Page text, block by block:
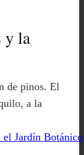
y la
de pinos. El
a la